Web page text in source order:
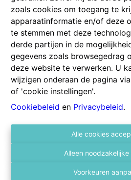
zoals cookies om toegang te
apparaatinformatie en/of deze
te stemmen met deze
derde partijen in de
gegevens zoals browsegedrag
deze website te verwerken. U
wijzigen onderaan de pagina
of 'cookie instellingen'.
Cookiebeleid en Privacybeleid.
Alle cookies
Alleen
Voorkeuren
Indeling :
Bij het betreden van de woning
aangename inkomhal die
leefruimte, waar licht en
Aansluitend bevindt zich de
keuken met 6 pits Smeg
Amerikaanse ijskast en
graag kookt en samenkomt.
Tevens is er een polyvalente
tuin, een fijne plek om te
barbecueën met familie en
Op de eerste verdieping zijn er
voldoende lichtinval en ruimte,
een badkamer met ligbad en